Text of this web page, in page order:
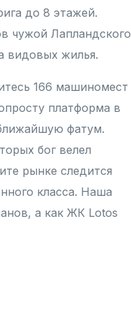
до 8 этажей.
чужой Лапландского
видовых жилья.
166 машиномест
платформа в
фатум.
бог велел
рынке следится
класса. Наша
а как ЖК Lotos